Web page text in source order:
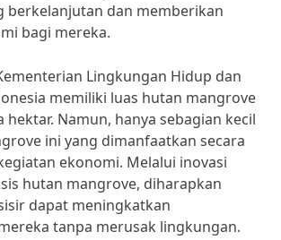
berkelanjutan dan memberikan
bagi mereka.
Lingkungan Hidup dan
memiliki luas hutan mangrove
hektar. Namun, hanya sebagian kecil
ini yang dimanfaatkan secara
ekonomi. Melalui inovasi
hutan mangrove, diharapkan
dapat meningkatkan
tanpa merusak lingkungan.